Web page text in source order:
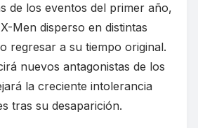
de los eventos del primer año,
Men disperso en distintas
regresar a su tiempo original.
nuevos antagonistas de los
la creciente intolerancia
tras su desaparición.